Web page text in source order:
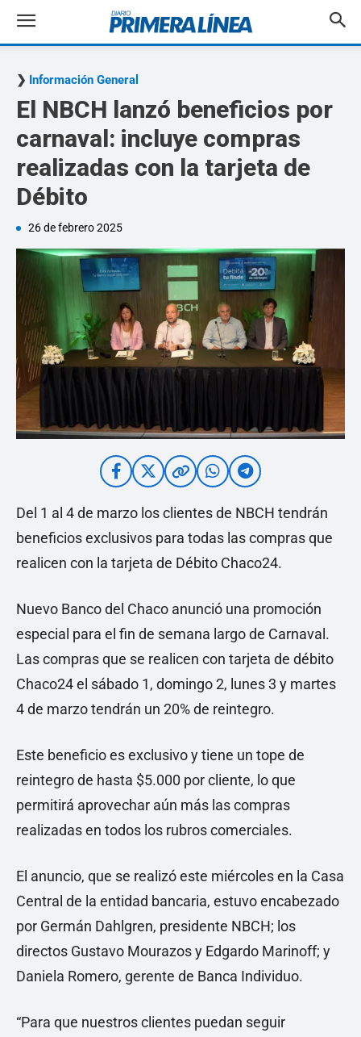
Información General
El NBCH lanzó beneficios por
carnaval: incluye compras
realizadas con la tarjeta de
Débito
26 de febrero 2025
Del 1 al 4 de marzo los clientes de NBCH tendrán
beneficios exclusivos para todas las compras que
realicen con la tarjeta de Débito Chaco24.
Nuevo Banco del Chaco anunció una promoción
especial para el fin de semana largo de Carnaval.
Las compras que se realicen con tarjeta de débito
Chaco24 el sábado 1, domingo 2, lunes 3 y martes
4 de marzo tendrán un 20% de reintegro.
Este beneficio es exclusivo y tiene un tope de
reintegro de hasta $5.000 por cliente, lo que
permitirá aprovechar aún más las compras
realizadas en todos los rubros comerciales.
El anuncio, que se realizó este miércoles en la Casa
Central de la entidad bancaria, estuvo encabezado
por Germán Dahlgren, presidente NBCH; los
directos Gustavo Mourazos y Edgardo Marinoff; y
Daniela Romero, gerente de Banca Individuo.
“Para que nuestros clientes puedan seguir